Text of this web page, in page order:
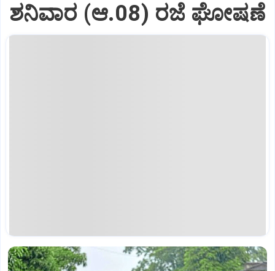
ಶನಿವಾರ (ಆ.08) ರಜೆ ಘೋಷಣೆ